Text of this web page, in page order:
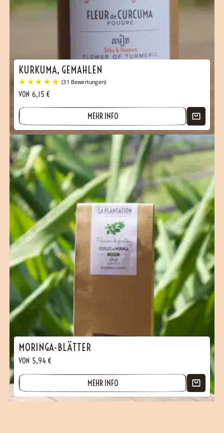
KURKUMA, GEMAHLEN
VON 6,15 €
MEHR INFO
MORINGA-BLÄTTER
VON 5,94 €
MEHR INFO